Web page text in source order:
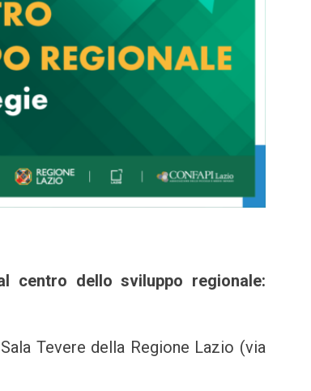
centro dello sviluppo regionale:
Tevere della Regione Lazio (via